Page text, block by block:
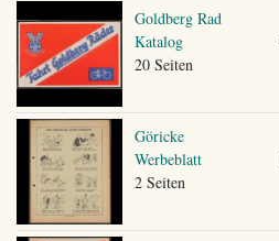
Goldberg Rad
Katalog
20 Seiten
Göricke
Werbeblatt
2 Seiten